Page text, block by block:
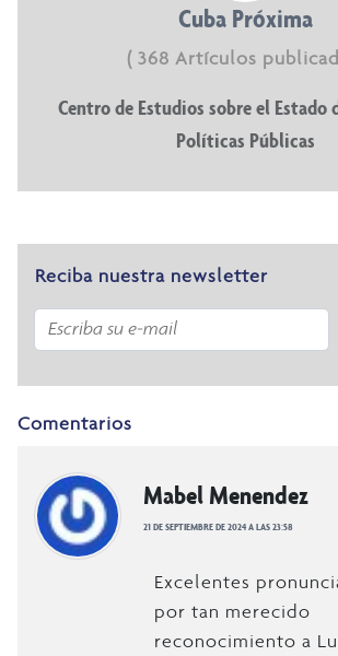
Cuba Próxima
( 368 Artículos
Centro de Estudios sobre el Estado
Políticas Públicas
Reciba nuestra newsletter
Comentarios
Mabel Menendez
21 DE SEPTIEMBRE DE 2024 A LAS 23:58
Excelentes
por tan merecido
reconocimiento a